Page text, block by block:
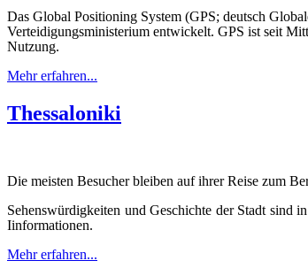
Das Global Positioning System (GPS; deutsch
Verteidigungsministerium entwickelt. GPS ist seit
Nutzung.
Mehr erfahren...
Thessaloniki
Die meisten Be­sucher bleiben auf ihrer Reise zum
Sehens­würdig­keiten und Ge­schichte der Stadt sind
Iin­formationen.
Mehr erfahren...